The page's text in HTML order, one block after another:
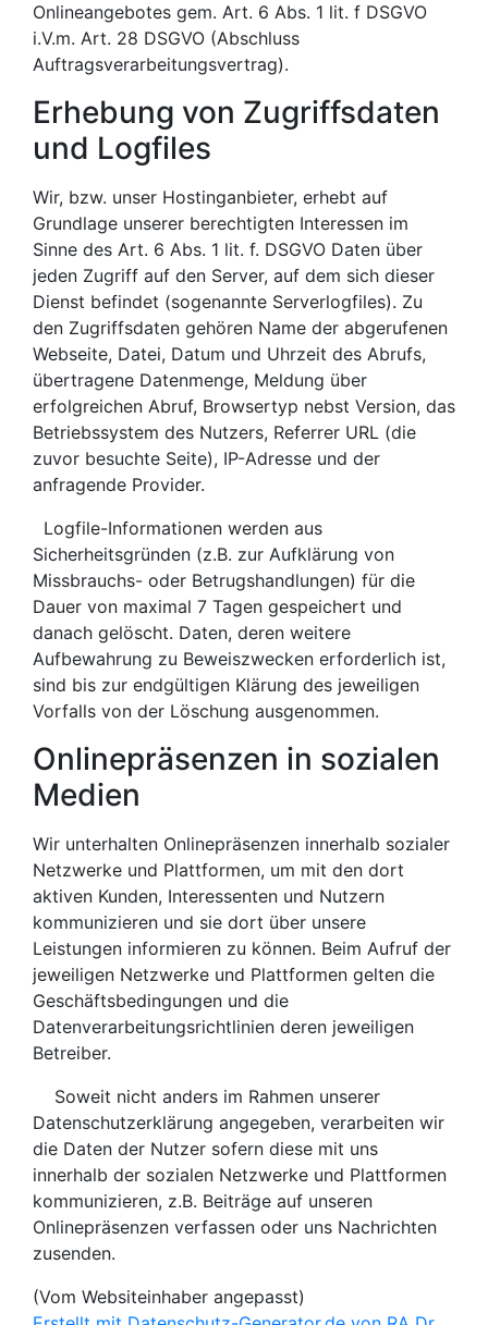
Onlineangebotes gem. Art. 6 Abs. 1 lit. f DSGVO
i.V.m. Art. 28 DSGVO (Abschluss
Auftragsverarbeitungsvertrag).
Erhebung von Zugriffsdaten
und Logfiles
Wir, bzw. unser Hostinganbieter, erhebt auf
Grundlage unserer berechtigten Interessen im
Sinne des Art. 6 Abs. 1 lit. f. DSGVO Daten über
jeden Zugriff auf den Server, auf dem sich dieser
Dienst befindet (sogenannte Serverlogfiles). Zu
den Zugriffsdaten gehören Name der abgerufenen
Webseite, Datei, Datum und Uhrzeit des Abrufs,
übertragene Datenmenge, Meldung über
erfolgreichen Abruf, Browsertyp nebst Version, das
Betriebssystem des Nutzers, Referrer URL (die
zuvor besuchte Seite), IP-Adresse und der
anfragende Provider.
Logfile-Informationen werden aus
Sicherheitsgründen (z.B. zur Aufklärung von
Missbrauchs- oder Betrugshandlungen) für die
Dauer von maximal 7 Tagen gespeichert und
danach gelöscht. Daten, deren weitere
Aufbewahrung zu Beweiszwecken erforderlich ist,
sind bis zur endgültigen Klärung des jeweiligen
Vorfalls von der Löschung ausgenommen.
Onlinepräsenzen in sozialen
Medien
Wir unterhalten Onlinepräsenzen innerhalb sozialer
Netzwerke und Plattformen, um mit den dort
aktiven Kunden, Interessenten und Nutzern
kommunizieren und sie dort über unsere
Leistungen informieren zu können. Beim Aufruf der
jeweiligen Netzwerke und Plattformen gelten die
Geschäftsbedingungen und die
Datenverarbeitungsrichtlinien deren jeweiligen
Betreiber.
Soweit nicht anders im Rahmen unserer
Datenschutzerklärung angegeben, verarbeiten wir
die Daten der Nutzer sofern diese mit uns
innerhalb der sozialen Netzwerke und Plattformen
kommunizieren, z.B. Beiträge auf unseren
Onlinepräsenzen verfassen oder uns Nachrichten
zusenden.
(Vom Websiteinhaber angepasst)